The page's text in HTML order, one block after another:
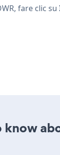
fare clic su